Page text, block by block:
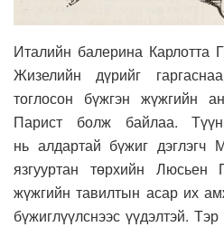
Италийн балерина Карлотта
Жизелийн дүрийг
тоглосон бүжгэн жүжгийн
Парист болж байлаа.
нь алдартай бүжиг дэглэгч
язгууртан төрхийн Люсьен
жүжгийн тавилтын асар их
бүжиглүүлснээс үүдэлтэй.